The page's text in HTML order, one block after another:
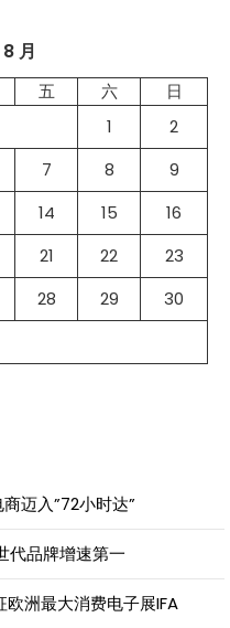
月
五 六
日
1
2
7 8
9
14 15
16
21 22
23
28 29
30
迈入”72小时达”
代品牌增速第一
洲最大消费电子展IFA